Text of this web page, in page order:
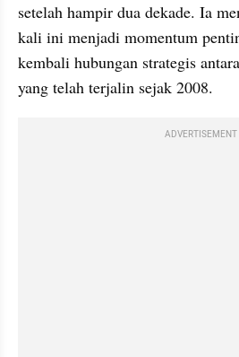
setelah hampir dua dekade. Ia
kali ini menjadi momentum
kembali hubungan strategis
yang telah terjalin sejak 2008.
ADVERTISEMENT